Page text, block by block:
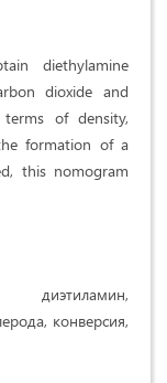
diethylamine
dioxide and
of density,
formation of a
this nomogram
диэтиламин,
конверсия,